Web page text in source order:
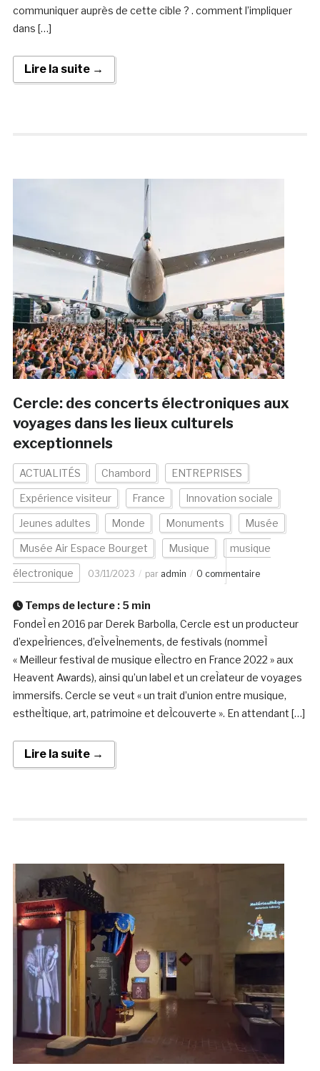
communiquer auprès de cette cible ? . comment l’impliquer
dans […]
Lire la suite →
Cercle: des concerts électroniques aux
voyages dans les lieux culturels
exceptionnels
ACTUALITÉS Chambord ENTREPRISES
Expérience visiteur France Innovation sociale
Jeunes adultes Monde Monuments Musée
Musée Air Espace Bourget Musique musique
électronique 03/11/2023 par admin 0 commentaire
Temps de lecture : 5 min
FondeÌ en 2016 par Derek Barbolla, Cercle est un producteur
d’expeÌriences, d’eÌveÌnements, de festivals (nommeÌ
« Meilleur festival de musique eÌlectro en France 2022 » aux
Heavent Awards), ainsi qu’un label et un creÌateur de voyages
immersifs. Cercle se veut « un trait d’union entre musique,
estheÌtique, art, patrimoine et deÌcouverte ». En attendant […]
Lire la suite →